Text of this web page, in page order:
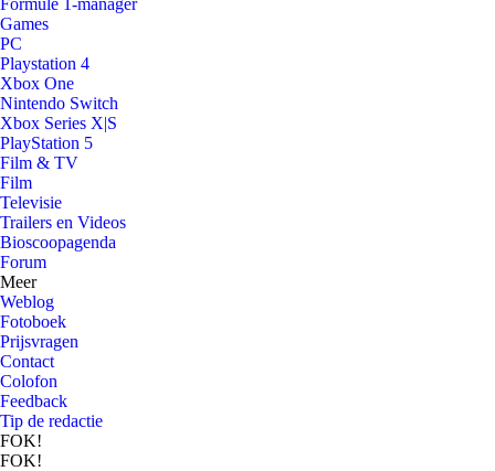
Formule 1-manager
Games
PC
Playstation 4
Xbox One
Nintendo Switch
Xbox Series X|S
PlayStation 5
Film & TV
Film
Televisie
Trailers en Videos
Bioscoopagenda
Forum
Meer
Weblog
Fotoboek
Prijsvragen
Contact
Colofon
Feedback
Tip de redactie
FOK!
FOK!